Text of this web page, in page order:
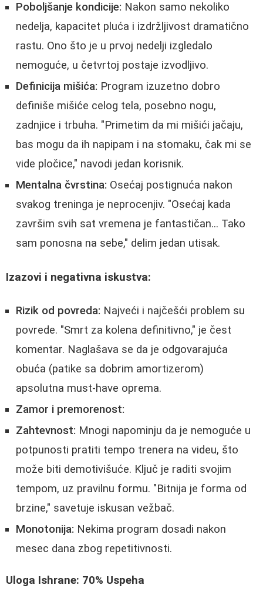
Poboljšanje kondicije: Nakon samo nekoliko
nedelja, kapacitet pluća i izdržljivost dramatično
rastu. Ono što je u prvoj nedelji izgledalo
nemoguće, u četvrtoj postaje izvodljivo.
Definicija mišića: Program izuzetno dobro
definiše mišiće celog tela, posebno nogu,
zadnjice i trbuha. "Primetim da mi mišići jačaju,
bas mogu da ih napipam i na stomaku, čak mi se
vide pločice," navodi jedan korisnik.
Mentalna čvrstina: Osećaj postignuća nakon
svakog treninga je neprocenjiv. "Osećaj kada
završim svih sat vremena je fantastičan... Tako
sam ponosna na sebe," delim jedan utisak.
Izazovi i negativna iskustva:
Rizik od povreda: Najveći i najčešći problem su
povrede. "Smrt za kolena definitivno," je čest
komentar. Naglašava se da je odgovarajuća
obuća (patike sa dobrim amortizerom)
apsolutna must-have oprema.
Zamor i premorenost:
Zahtevnost: Mnogi napominju da je nemoguće u
potpunosti pratiti tempo trenera na videu, što
može biti demotivišuće. Ključ je raditi svojim
tempom, uz pravilnu formu. "Bitnija je forma od
brzine," savetuje iskusan vežbač.
Monotonija: Nekima program dosadi nakon
mesec dana zbog repetitivnosti.
Uloga Ishrane: 70% Uspeha